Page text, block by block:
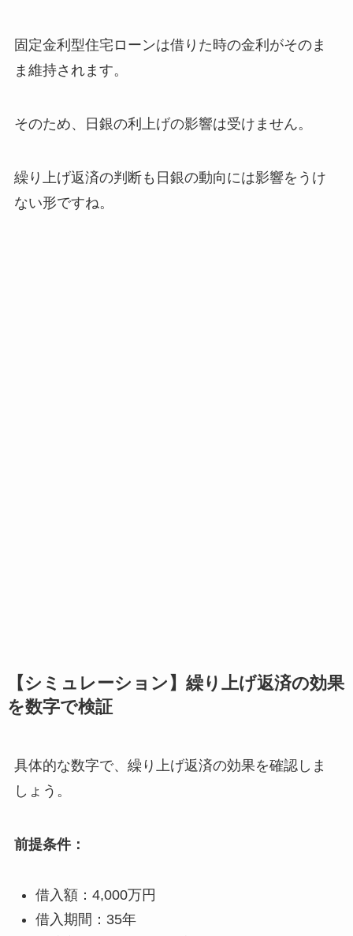
固定金利型住宅ローンは借りた時の金利がそのま
ま維持されます。
そのため、日銀の利上げの影響は受けません。
繰り上げ返済の判断も日銀の動向には影響をうけ
ない形ですね。
【シミュレーション】繰り上げ返済の効果
を数字で検証
具体的な数字で、繰り上げ返済の効果を確認しま
しょう。
前提条件：
借入額：4,000万円
借入期間：35年